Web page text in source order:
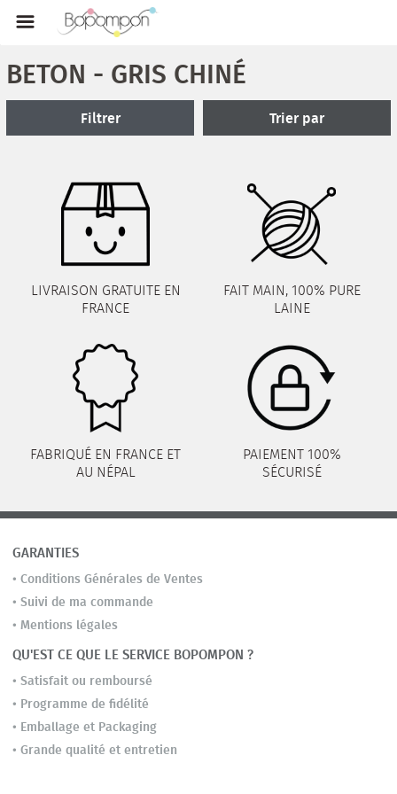
BETON - GRIS CHINÉ
Filtrer Trier par
LIVRAISON GRATUITE EN
FRANCE
FAIT MAIN, 100% PURE
LAINE
FABRIQUÉ EN FRANCE ET
AU NÉPAL
PAIEMENT 100%
SÉCURISÉ
GARANTIES
• Conditions Générales de Ventes
• Suivi de ma commande
• Mentions légales
QU'EST CE QUE LE SERVICE BOPOMPON ?
• Satisfait ou remboursé
• Programme de fidélité
• Emballage et Packaging
• Grande qualité et entretien